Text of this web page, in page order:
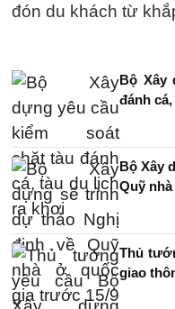
đón du khách từ
Bộ Xây
đánh
Bộ Xây
Quỹ
Thủ
giao